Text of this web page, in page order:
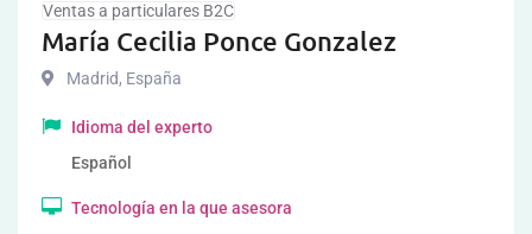
Ventas a particulares B2C
María Cecilia Ponce Gonzalez
Madrid, España
Idioma del experto
Español
Tecnología en la que asesora